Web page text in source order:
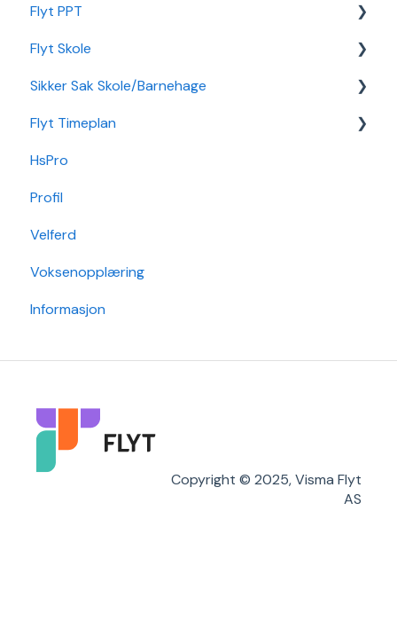
Min Barnehage (app)
Redusert foreldrebetaling
Sikker Sak Barnehage
Autopay
Vedtak
Ansatt
Økonomi
Nettverk
Flyt PPT
Statistikk
Flyt Skole
Integrasjon Sikker Sak
Elevportal
Foresattportal
Min Skole - Ansattapp
Min Skole - Foresattapp
SFO
Arkiv/VSA
Flyt Foresatt
Sikker Sak Skole/Barnehage
Godkjenning
Hendelse
Hovedperson
Post
Sak
Flyt Timeplan
Daglig bruk
Min side/ansatt
Timeplanlegging
Rapporter
Grunndata
HsPro
Profil
Velferd
Voksenopplæring
Informasjon
Copyright © 2025, Visma Flyt
AS